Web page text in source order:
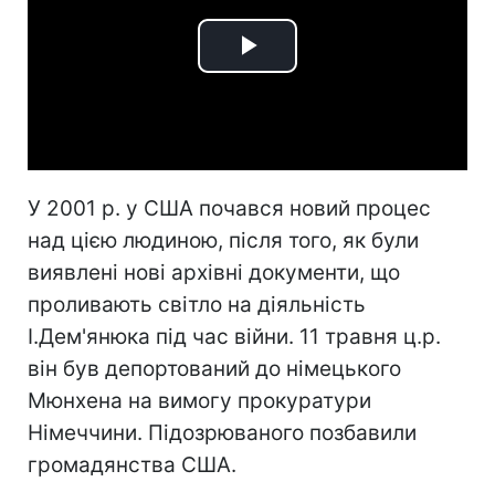
Play
У 2001 р. у США почався новий процес
над цією людиною, після того, як були
виявлені нові архівні документи, що
проливають світло на діяльність
І.Дем'янюка під час війни. 11 травня ц.р.
він був депортований до німецького
Мюнхена на вимогу прокуратури
Німеччини. Підозрюваного позбавили
громадянства США.